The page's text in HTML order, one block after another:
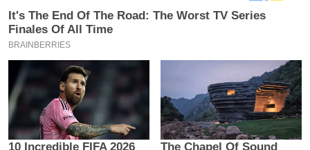
क्रि
के
ट
I
P
2